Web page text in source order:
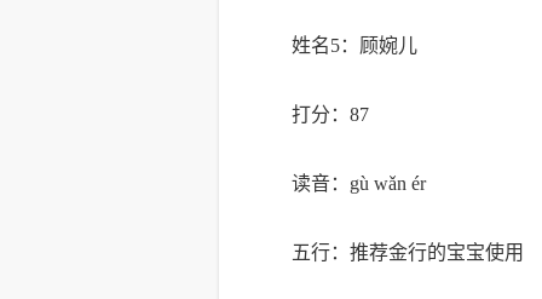
姓名5：顾婉儿
打分：87
读音：gù wǎn ér
五行：推荐金行的宝宝使用